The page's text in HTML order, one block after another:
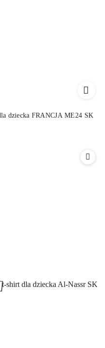
dziecka FRANCJA ME24 SK